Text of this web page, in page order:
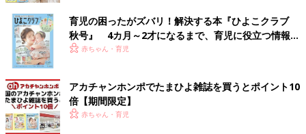
育児の困ったがズバリ！解決する本『ひよこクラブ
秋号』 4カ月～2才になるまで、育児に役立つ情報が
いっぱい！
赤ちゃん・育児
アカチャンホンポでたまひよ雑誌を買うとポイント10
倍【期間限定】
赤ちゃん・育児